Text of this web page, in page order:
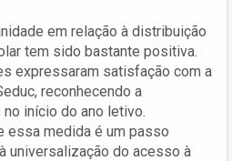
em relação à distribuição
tem sido bastante positiva.
expressaram satisfação com a
reconhecendo a
início do ano letivo.
essa medida é um passo
universalização do acesso à